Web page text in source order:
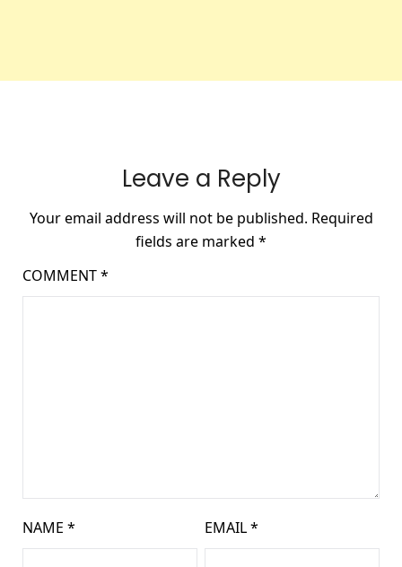
Leave a Reply
Your email address will not be published. Required
fields are marked *
COMMENT*
NAME * EMAIL*